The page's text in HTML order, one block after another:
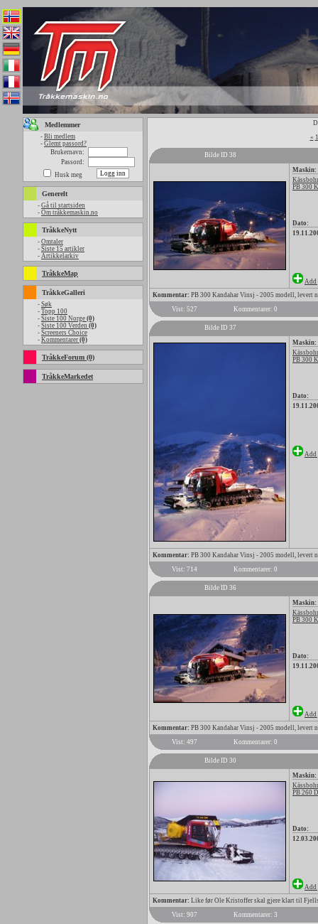
Medlemmer
- Bli medlem
- Glemt passord?
Brukernavn:
Passord:
Husk meg
Generelt
- Gå til startsiden
- Om tråkkemaskin.no
TråkkeNytt
- Omtaler
- Siste 15 artikler
- Artikkelarkiv
TråkkeMap
TråkkeGalleri
- Søk
- Topp 100
- Siste 100 Norge (0)
- Siste 100 Verden (0)
- Screeners Choice
- Kommentarer (0)
TråkkeForum (0)
TråkkeMarkedet
« 1
Bilde ID 38
Maskin:
PB 300
Dato:
Add
Kommentar: PB 300 Kandahar Vinsj - 2005 modell, levert
Vist: 527
Kommentarer: 0
Bilde ID 37
Maskin:
PB 300
Dato:
Add
Kommentar: PB 300 Kandahar Vinsj - 2005 modell, levert
Vist: 714
Kommentarer: 0
Bilde ID 36
Maskin:
PB 300
Dato:
Add
Kommentar: PB 300 Kandahar Vinsj - 2005 modell, levert
Vist: 497
Kommentarer: 0
Bilde ID 30
Maskin:
PB 260
Dato:
Add
Kommentar: Like før Ole Kristoffer skal gjere klart til
Vist: 907
Kommentarer: 3